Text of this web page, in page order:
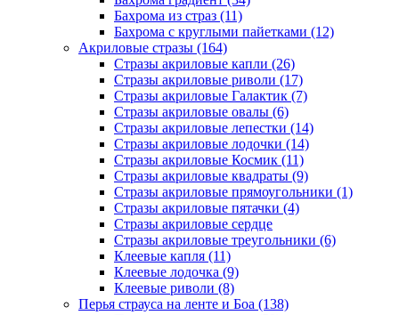
Бахрома из страз (11)
Бахрома с круглыми пайетками (12)
Акриловые стразы (164)
Стразы акриловые капли (26)
Стразы акриловые риволи (17)
Стразы акриловые Галактик (7)
Стразы акриловые овалы (6)
Стразы акриловые лепестки (14)
Стразы акриловые лодочки (14)
Стразы акриловые Космик (11)
Стразы акриловые квадраты (9)
Стразы акриловые прямоугольники (1)
Стразы акриловые пятачки (4)
Стразы акриловые сердце
Стразы акриловые треугольники (6)
Клеевые капля (11)
Клеевые лодочка (9)
Клеевые риволи (8)
Перья страуса на ленте и Боа (138)